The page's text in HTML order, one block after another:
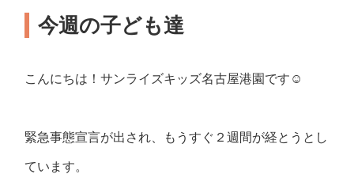
今週の子ども達
こんにちは！サンライズキッズ名古屋港園です☺️
緊急事態宣言が出され、もうすぐ２週間が経とうとし
ています。